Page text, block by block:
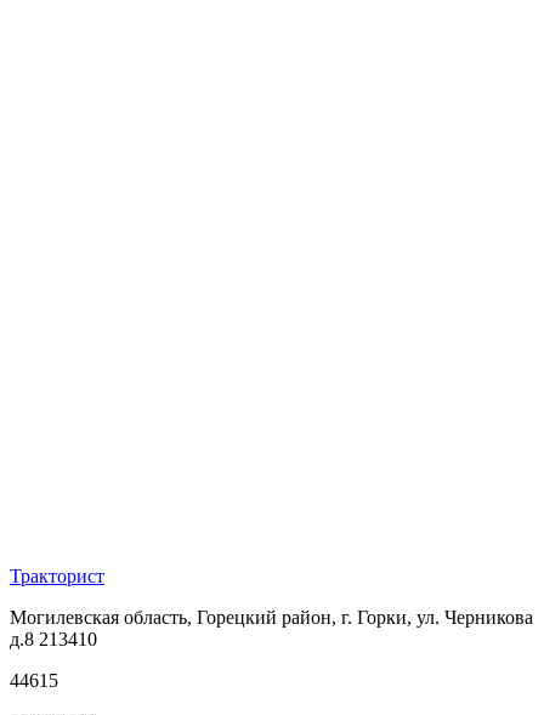
Тракторист
Могилевская область, Горецкий район, г. Горки, ул. Черникова
д.8 213410
44615